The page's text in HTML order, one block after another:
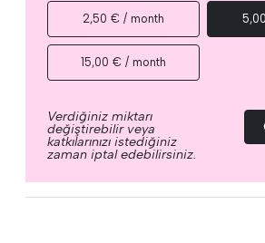
2,50 € / month
15,00 € / month
Verdiğiniz miktarı
değiştirebilir veya
katkılarınızı istediğiniz
zaman iptal edebilirsiniz.